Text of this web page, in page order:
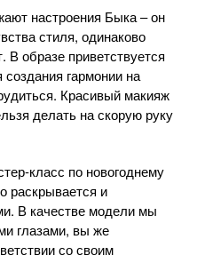
настроения Быка – он
стиля, одинаково
образе приветствуется
гармонии на
Красивый макияж
делать на скорую руку
класс по новогоднему
раскрывается и
В качестве модели мы
глазами, вы же
со своим